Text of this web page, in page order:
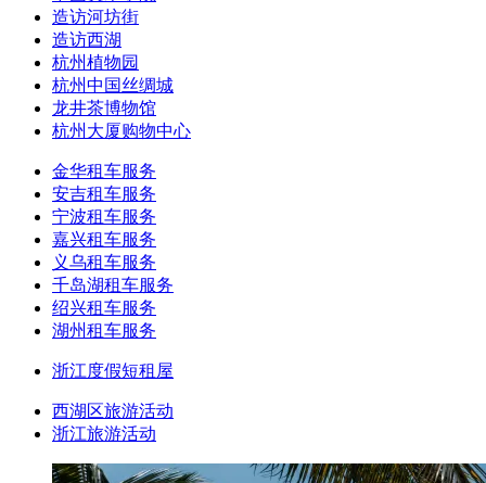
造访河坊街
造访西湖
杭州植物园
杭州中国丝绸城
龙井茶博物馆
杭州大厦购物中心
金华租车服务
安吉租车服务
宁波租车服务
嘉兴租车服务
义乌租车服务
千岛湖租车服务
绍兴租车服务
湖州租车服务
浙江度假短租屋
西湖区旅游活动
浙江旅游活动